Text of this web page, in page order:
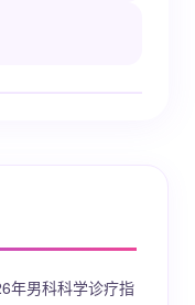
年男科科学诊疗指